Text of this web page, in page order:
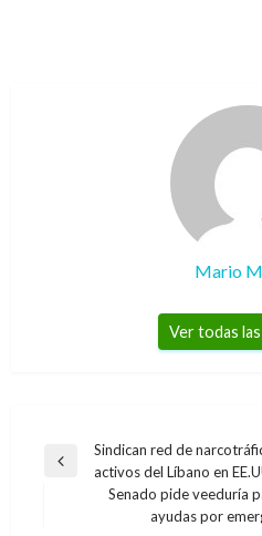
Mario
Ver todas
Navegación
Entrada
Sindican red de
activos del Líbano en
Senado pide veeduría
ayudas por